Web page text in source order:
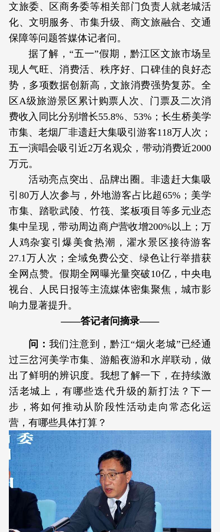
文旅委、区商务委等相关部门负责人就老城活
化、文明服务、市集升级、商文旅融合、交通
保障等问题答媒体记者问。
据了解，“五一”假期，黔江区文旅市场呈
现人气旺、消费活、秩序好、口碑佳的良好态
势，多项数据创新高，文旅消费强势复苏。全
区A级旅游景区累计购票人次、门票及二次消
费收入同比分别增长55.8%、53%；长生桥美学
市集、老烟厂非遗赶大集吸引游客118万人次；
五一演唱会吸引近2万名观众，带动消费近2000
万元。
活动亮点突出、品牌出圈。非遗赶大集吸
引80万人次参与，外地游客占比超65%；美学
市集、踏歌武陵、竹筏、桨板项目等多元业态
集中呈现，带动周边商户营收增200%以上；万
人鸡杂宴引爆美食热潮，濯水景区接待游客
27.1万人次；全域免费公交、绿色让行举措获
全网点赞。假期全网曝光量突破10亿，中央电
视台、人民日报等主流媒体密集聚焦，城市影
响力显著提升。
——答记者问摘录——
问： 我们注意到，黔江“烟火老城”已经通
过三岔河美学市集、游船夜游和水岸联动，做
出了鲜明的辨识度。我想了解一下，在持续激
活老城上，有哪些迭代升级的新打法？下一
步，将如何推动从阶段性活动走向常态化运
营，有哪些具体打算？